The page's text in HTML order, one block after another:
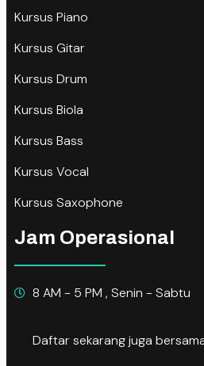
Kursus Piano
Kursus Gitar
Kursus Drum
Kursus Biola
Kursus Bass
Kursus Vocal
Kursus Saxophone
Jam Operasional
8 AM - 5 PM , Senin - Sabtu
Daftar sekarang juga